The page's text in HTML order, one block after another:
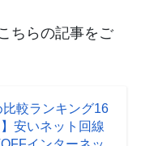
ちらの記事をご
較ランキング16
安いネット回線